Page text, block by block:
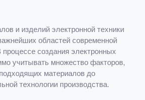
и изделий электронной техники
областей современной
создания электронных
учитывать множество факторов,
материалов до
технологии производства.